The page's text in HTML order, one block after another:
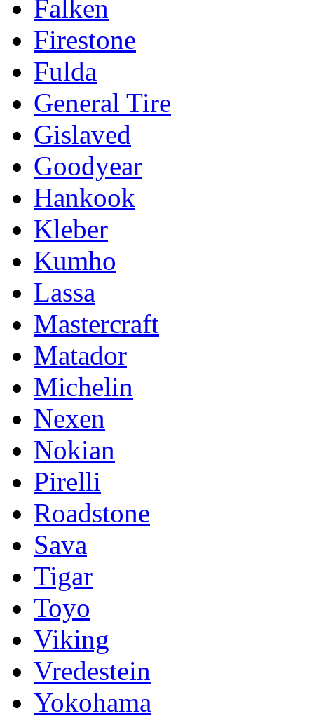
Falken
Firestone
Fulda
General Tire
Gislaved
Goodyear
Hankook
Kleber
Kumho
Lassa
Mastercraft
Matador
Michelin
Nexen
Nokian
Pirelli
Roadstone
Sava
Tigar
Toyo
Viking
Vredestein
Yokohama